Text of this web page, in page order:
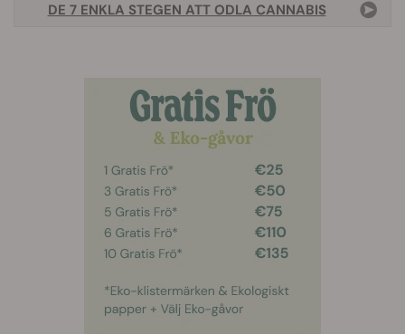
DE 7 ENKLA STEGEN ATT ODLA CANNABIS